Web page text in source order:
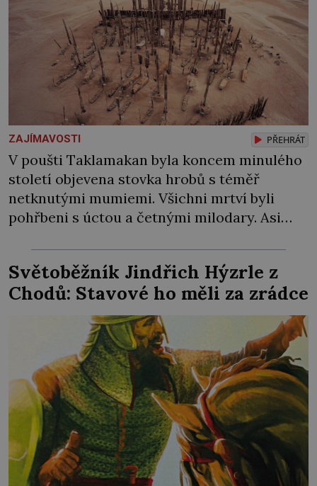
ZAJÍMAVOSTI PŘEHRÁT
V poušti Taklamakan byla koncem minulého
století objevena stovka hrobů s téměř
netknutými mumiemi. Všichni mrtví byli
pohřbeni s úctou a četnými milodary. Asi
chlapečka s modrou filcovou čapkou, z níž se
draly blonďaté vlásky. Fakt, že jsou těla
dávných lidí nesmírně dobře zachovalá,
přičítají odborníci zdejším klimatickým
podmínkám. Sucho, prosolené písky a
extrémně […]
Světoběžník Jindřich Hýzrle z
Chodů: Stavové ho měli za zrádce